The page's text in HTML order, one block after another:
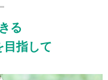
る
目指して